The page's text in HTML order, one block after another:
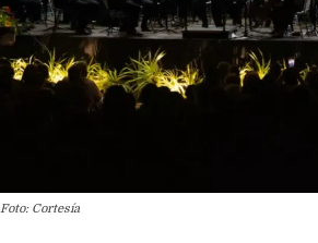
Foto: Cortesía